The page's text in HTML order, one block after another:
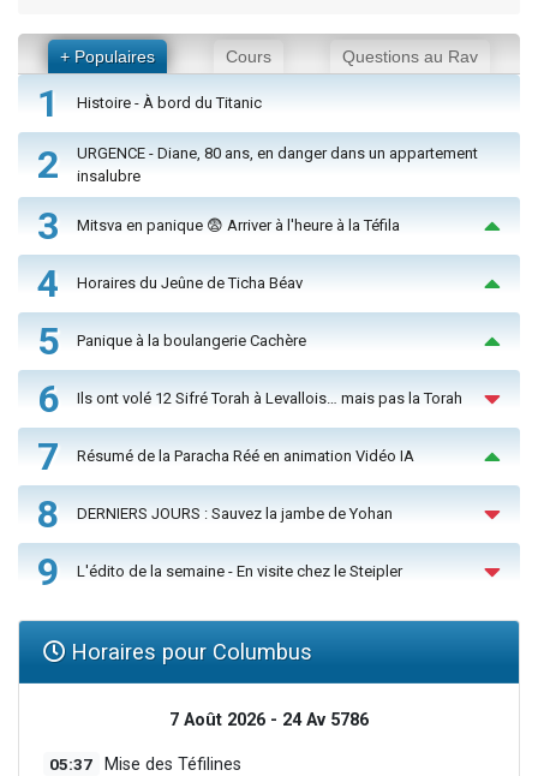
+ Populaires Cours Questions au Rav
1 Histoire - À bord du Titanic
2
URGENCE - Diane, 80 ans, en danger dans un appartement
insalubre
3 Mitsva en panique 😨 Arriver à l'heure à la Téfila
4 Horaires du Jeûne de Ticha Béav
5 Panique à la boulangerie Cachère
6 Ils ont volé 12 Sifré Torah à Levallois… mais pas la Torah
7 Résumé de la Paracha Réé en animation Vidéo IA
8 DERNIERS JOURS : Sauvez la jambe de Yohan
9 L'édito de la semaine - En visite chez le Steipler
Horaires pour Columbus
7 Août 2026 - 24 Av 5786
05:37 Mise des Téfilines